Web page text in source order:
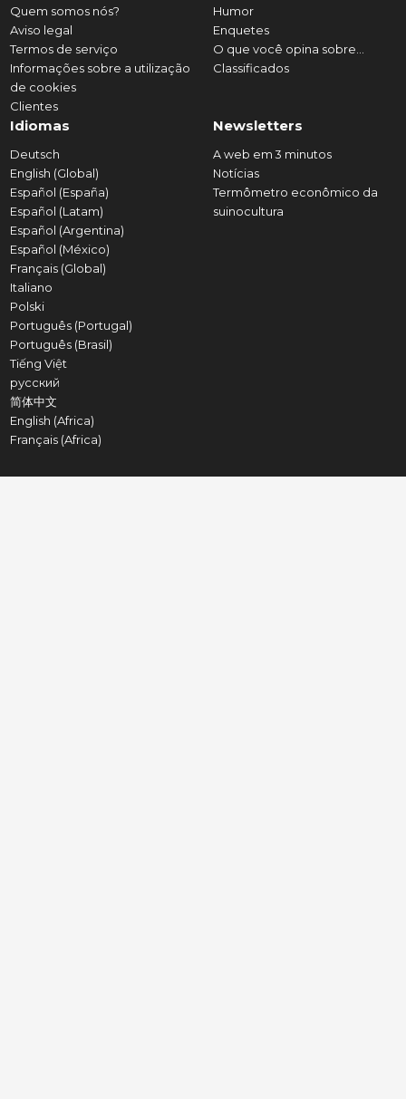
Quem somos nós?
Aviso legal
Termos de serviço
Informações sobre a utilização
de cookies
Clientes
Humor
Enquetes
O que você opina sobre...
Classificados
Idiomas
Deutsch
English (Global)
Español (España)
Español (Latam)
Español (Argentina)
Español (México)
Français (Global)
Italiano
Polski
Português (Portugal)
Português (Brasil)
Tiếng Việt
русский
简体中文
English (Africa)
Français (Africa)
Newsletters
A web em 3 minutos
Notícias
Termômetro econômico da
suinocultura